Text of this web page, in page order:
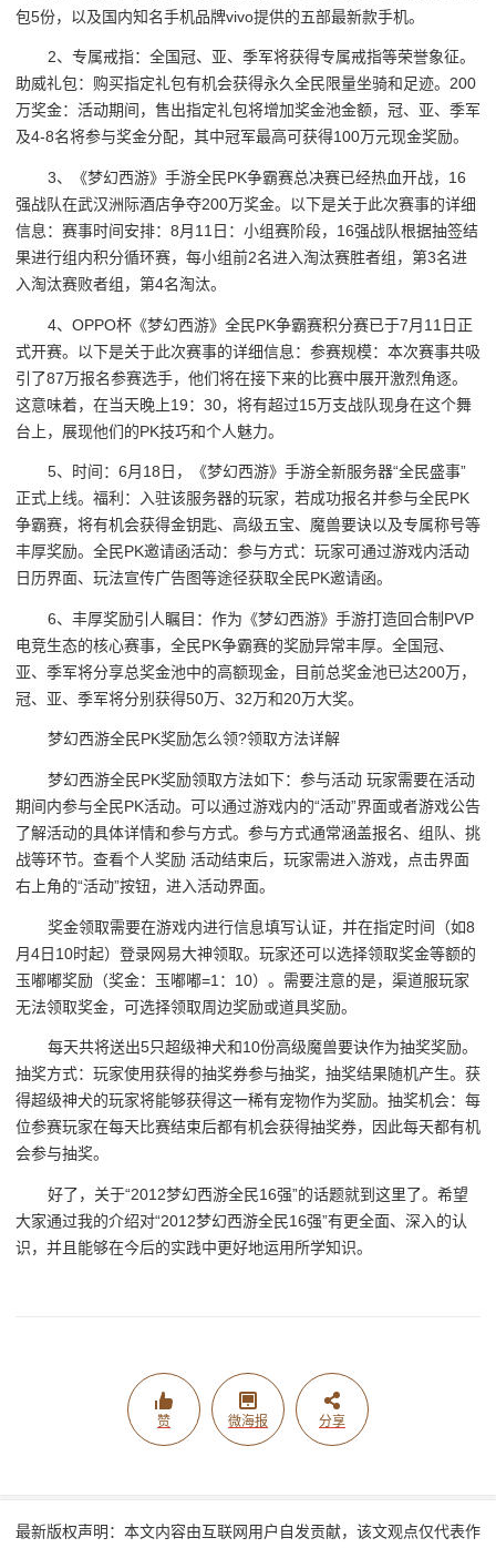
包5份，以及国内知名手机品牌vivo提供的五部最新款手机。
2、专属戒指：全国冠、亚、季军将获得专属戒指等荣誉象征。
助威礼包：购买指定礼包有机会获得永久全民限量坐骑和足迹。200
万奖金：活动期间，售出指定礼包将增加奖金池金额，冠、亚、季军
及4-8名将参与奖金分配，其中冠军最高可获得100万元现金奖励。
3、《梦幻西游》手游全民PK争霸赛总决赛已经热血开战，16
强战队在武汉洲际酒店争夺200万奖金。以下是关于此次赛事的详细
信息：赛事时间安排：8月11日：小组赛阶段，16强战队根据抽签结
果进行组内积分循环赛，每小组前2名进入淘汰赛胜者组，第3名进
入淘汰赛败者组，第4名淘汰。
4、OPPO杯《梦幻西游》全民PK争霸赛积分赛已于7月11日正
式开赛。以下是关于此次赛事的详细信息：参赛规模：本次赛事共吸
引了87万报名参赛选手，他们将在接下来的比赛中展开激烈角逐。
这意味着，在当天晚上19：30，将有超过15万支战队现身在这个舞
台上，展现他们的PK技巧和个人魅力。
5、时间：6月18日，《梦幻西游》手游全新服务器“全民盛事”
正式上线。福利：入驻该服务器的玩家，若成功报名并参与全民PK
争霸赛，将有机会获得金钥匙、高级五宝、魔兽要诀以及专属称号等
丰厚奖励。全民PK邀请函活动：参与方式：玩家可通过游戏内活动
日历界面、玩法宣传广告图等途径获取全民PK邀请函。
6、丰厚奖励引人瞩目：作为《梦幻西游》手游打造回合制PVP
电竞生态的核心赛事，全民PK争霸赛的奖励异常丰厚。全国冠、
亚、季军将分享总奖金池中的高额现金，目前总奖金池已达200万，
冠、亚、季军将分别获得50万、32万和20万大奖。
梦幻西游全民PK奖励怎么领?领取方法详解
梦幻西游全民PK奖励领取方法如下：参与活动 玩家需要在活动
期间内参与全民PK活动。可以通过游戏内的“活动”界面或者游戏公告
了解活动的具体详情和参与方式。参与方式通常涵盖报名、组队、挑
战等环节。查看个人奖励 活动结束后，玩家需进入游戏，点击界面
右上角的“活动”按钮，进入活动界面。
奖金领取需要在游戏内进行信息填写认证，并在指定时间（如8
月4日10时起）登录网易大神领取。玩家还可以选择领取奖金等额的
玉嘟嘟奖励（奖金：玉嘟嘟=1：10）。需要注意的是，渠道服玩家
无法领取奖金，可选择领取周边奖励或道具奖励。
每天共将送出5只超级神犬和10份高级魔兽要诀作为抽奖奖励。
抽奖方式：玩家使用获得的抽奖券参与抽奖，抽奖结果随机产生。获
得超级神犬的玩家将能够获得这一稀有宠物作为奖励。抽奖机会：每
位参赛玩家在每天比赛结束后都有机会获得抽奖券，因此每天都有机
会参与抽奖。
好了，关于“2012梦幻西游全民16强”的话题就到这里了。希望
大家通过我的介绍对“2012梦幻西游全民16强”有更全面、深入的认
识，并且能够在今后的实践中更好地运用所学知识。
赞 微海报 分享
最新版权声明：本文内容由互联网用户自发贡献，该文观点仅代表作